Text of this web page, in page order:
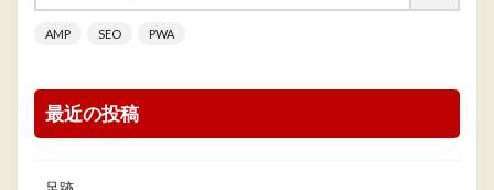
AMP SEO PWA
最近の投稿